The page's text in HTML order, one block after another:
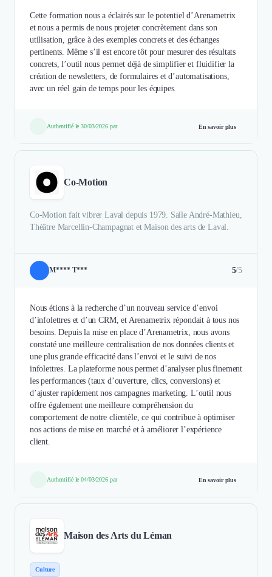
Cette formation nous a éclairés sur le potentiel d’Arenametrix
et nous a permis de nous projeter concrètement dans son
utilisation, grâce à des exemples concrets et des échanges
pertinents. Même s’il est encore tôt pour mesurer des résultats
concrets, l’outil nous permet déjà de simplifier et fluidifier la
création de newsletters, de formulaires et d’automatisations,
avec un réel gain de temps pour les équipes.
Authentifié le 30/03/2026 par En savoir plus
Co-Motion
Co-Motion fait vibrer Laval depuis 1979. Salle André-Mathieu,
Théâtre Marcellin-Champagnat et Maison des arts de Laval.
M**** T*** 5/5
Nous étions à la recherche d’un nouveau service d’envoi
d’infolettres et d’un CRM, et Arenametrix répondait à tous nos
besoins. Depuis la mise en place d’Arenametrix, nous avons
constaté une meilleure centralisation de nos données clients et
une plus grande efficacité dans l’envoi et le suivi de nos
infolettres. La plateforme nous permet d’analyser plus finement
les performances (taux d’ouverture, clics, conversions) et
d’ajuster rapidement nos campagnes marketing. L’outil nous
offre également une meilleure compréhension du
comportement de notre clientèle, ce qui contribue à optimiser
nos actions de mise en marché et à améliorer l’expérience
client.
Authentifié le 04/03/2026 par En savoir plus
Maison des Arts du Léman
Culture